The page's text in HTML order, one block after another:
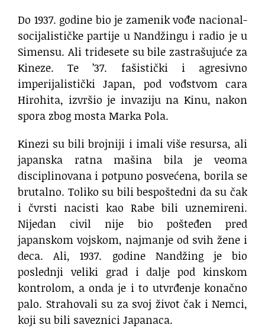
Do 1937. godine bio je zamenik vođe nacional-
socijalističke partije u Nandžingu i radio je u
Simensu. Ali tridesete su bile zastrašujuće za
Kineze. Te ’37. fašistički i agresivno
imperijalistički Japan, pod vođstvom cara
Hirohita, izvršio je invaziju na Kinu, nakon
spora zbog mosta Marka Pola.
Kinezi su bili brojniji i imali više resursa, ali
japanska ratna mašina bila je veoma
disciplinovana i potpuno posvećena, borila se
brutalno. Toliko su bili bespoštedni da su čak
i čvrsti nacisti kao Rabe bili uznemireni.
Nijedan civil nije bio pošteđen pred
japanskom vojskom, najmanje od svih žene i
deca. Ali, 1937. godine Nandžing je bio
poslednji veliki grad i dalje pod kinskom
kontrolom, a onda je i to utvrđenje konačno
palo. Strahovali su za svoj život čak i Nemci,
koji su bili saveznici Japanaca.